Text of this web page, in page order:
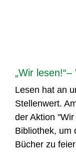
„Wir
Lesen hat an
Stellenwert.
der Aktion
Bibliothek, um
Bücher zu